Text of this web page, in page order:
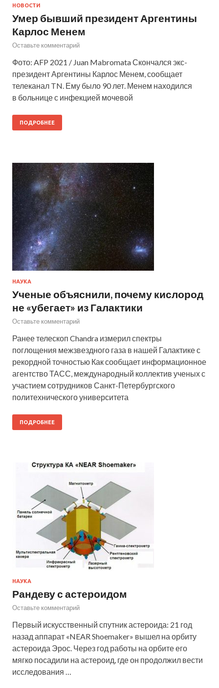
НОВОСТИ
Умер бывший президент Аргентины
Карлос Менем
Оставьте комментарий
Фото: AFP 2021 / Juan Mabromata Скончался экс-
президент Аргентины Карлос Менем, сообщает
телеканал TN. Ему было 90 лет. Менем находился
в больнице с инфекцией мочевой
ПОДРОБНЕЕ
НАУКА
Ученые объяснили, почему кислород
не «убегает» из Галактики
Оставьте комментарий
Ранее телескоп Chandra измерил спектры
поглощения межзвездного газа в нашей Галактике с
рекордной точностью Как сообщает информационное
агентство ТАСС, международный коллектив ученых с
участием сотрудников Санкт-Петербургского
политехнического университета
ПОДРОБНЕЕ
НАУКА
Рандеву с астероидом
Оставьте комментарий
Первый искусственный спутник астероида: 21 год
назад аппарат «NEAR Shoemaker» вышел на орбиту
астероида Эрос. Через год работы на орбите его
мягко посадили на астероид, где он продолжил вести
исследования …